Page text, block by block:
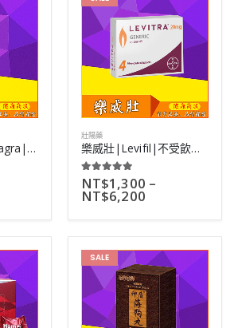
果凍威而鋼|Kamagra|全新水果味液態威|多種口味可選|7小包
壯陽藥
樂威壯|Levifil|不受飲食限制|糖尿病ED患者最佳選擇|4粒
5.00out of 5
NT$1,300 –
NT$6,200
SALE